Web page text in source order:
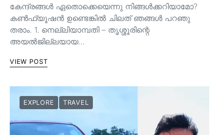
കേന്ദ്രങ്ങൾ ഏതൊക്കെയെന്നു നിങ്ങൾക്കറിയാമോ?
കൺഫ്യൂഷൻ ഉണ്ടെങ്കിൽ ചിലത് ഞങ്ങൾ പറഞു
തരാം. 1. നെല്ലിയാമ്പതി – തൃശ്ശൂരിന്റെ
അയൽജില്ലയായ…
VIEW POST
EXPLORE TRAVEL